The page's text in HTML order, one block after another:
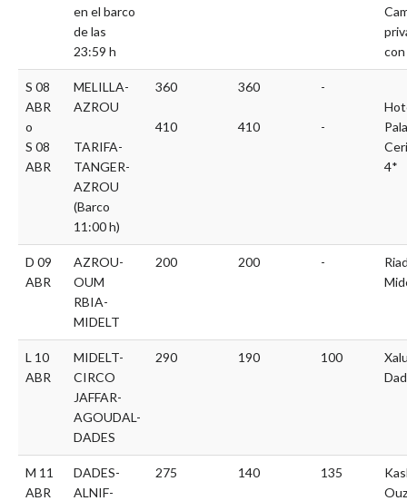
en el barco
de las
23:59 h
S 08
ABR
o
S 08
ABR
MELILLA-
AZROU
TARIFA-
TANGER-
AZROU
(Barco
11:00 h)
360
410
360
410
-
-
4*
D 09
ABR
AZROU-
OUM
RBIA-
MIDELT
200 200 -
L 10
ABR
MIDELT-
CIRCO
JAFFAR-
AGOUDAL-
DADES
290 190 100
M 11
ABR
DADES-
ALNIF-
275 140 135